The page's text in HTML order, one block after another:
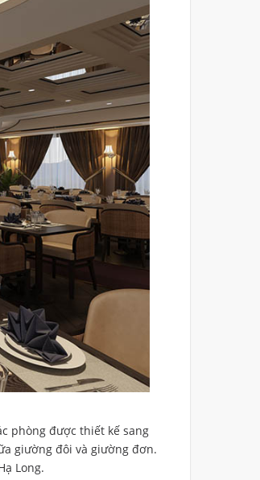
phòng được thiết kế sang
giường đôi và giường đơn.
Long.